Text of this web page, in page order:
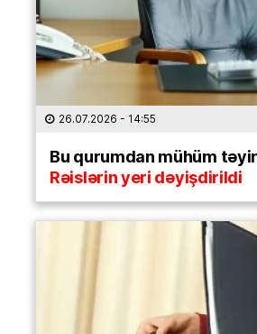
26.07.2026 - 14:55
Bu qurumdan mühüm
Rəislərin yeri dəyişdirildi